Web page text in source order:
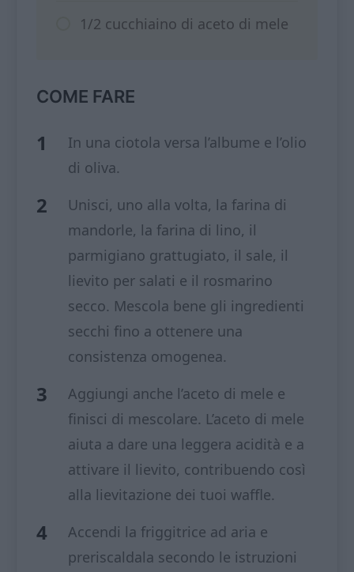
1/2 cucchiaino di aceto di mele
COME FARE
In una ciotola versa l’albume e l’olio
di oliva.
Unisci, uno alla volta, la farina di
mandorle, la farina di lino, il
parmigiano grattugiato, il sale, il
lievito per salati e il rosmarino
secco. Mescola bene gli ingredienti
secchi fino a ottenere una
consistenza omogenea.
Aggiungi anche l’aceto di mele e
finisci di mescolare. L’aceto di mele
aiuta a dare una leggera acidità e a
attivare il lievito, contribuendo così
alla lievitazione dei tuoi waffle.
Accendi la friggitrice ad aria e
preriscaldala secondo le istruzioni